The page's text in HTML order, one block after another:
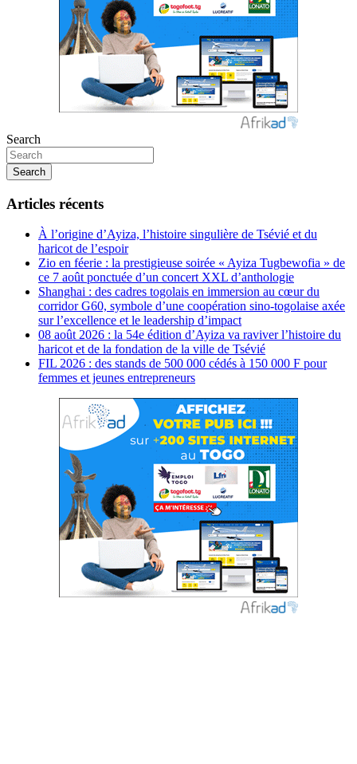
Search
Search
Articles récents
À l’origine d’Ayiza, l’histoire singulière de Tsévié et du
haricot de l’espoir
Zio en féerie : la prestigieuse soirée « Ayiza Tugbewofia » de
ce 7 août ponctuée d’un concert XXL d’anthologie
Shanghai : des cadres togolais en immersion au cœur du
corridor G60, symbole d’une coopération sino-togolaise axée
sur l’excellence et le leadership d’impact
08 août 2026 : la 54e édition d’Ayiza va raviver l’histoire du
haricot et de la fondation de la ville de Tsévié
FIL 2026 : des stands de 500 000 cédés à 150 000 F pour
femmes et jeunes entrepreneurs